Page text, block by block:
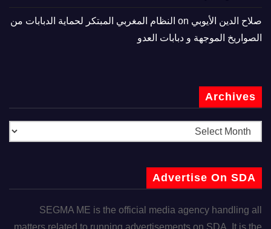
صلاح الدين الأيوبي
النظام المغربي المبتكر لحماية الدبابات من
الصواريخ الموجهة و دبابات العدو
Archives
Advertise On SDA
SEGMA ME is the official media agency handling all